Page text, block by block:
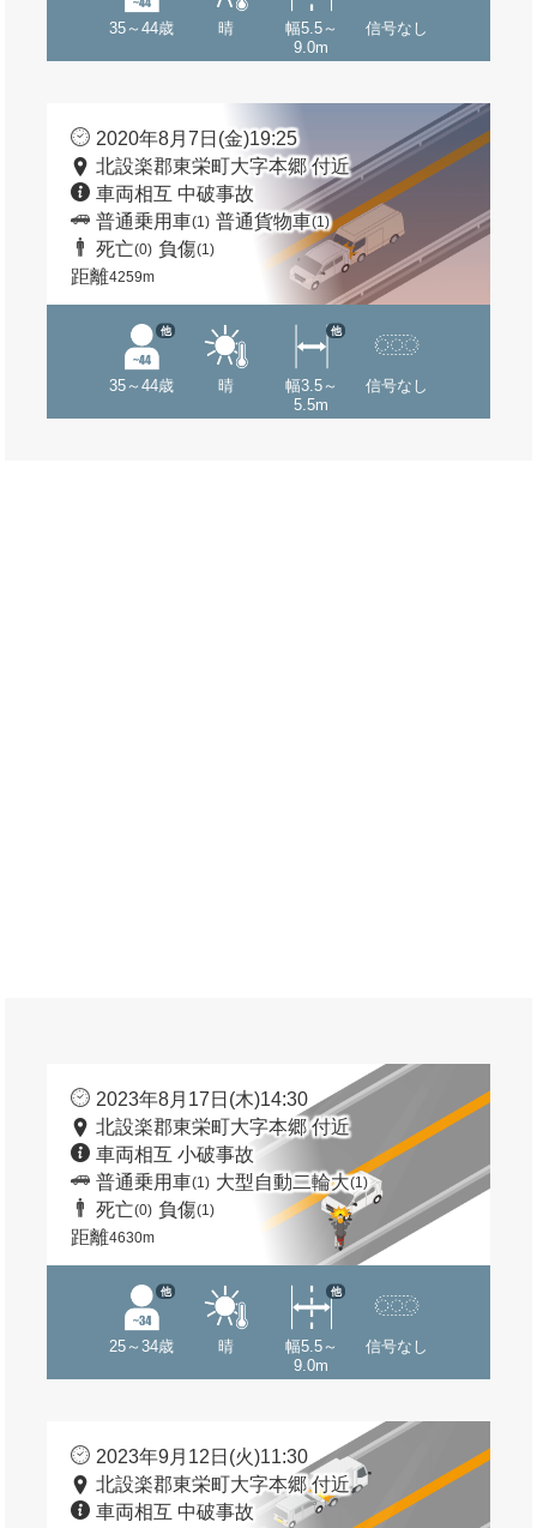
35～44歳 晴
幅5.5～
9.0m
信号なし
2020年8月7日(金)19:25
北設楽郡東栄町大字本郷 付近
車両相互 中破事故
普通乗用車(1) 普通貨物車(1)
死亡(0) 負傷(1)
距離4259m
35～44歳
他
晴
幅3.5～
5.5m
他
信号なし
2023年8月17日(木)14:30
北設楽郡東栄町大字本郷 付近
車両相互 小破事故
普通乗用車(1) 大型自動二輪大(1)
死亡(0) 負傷(1)
距離4630m
25～34歳
他
晴
幅5.5～
9.0m
他
信号なし
2023年9月12日(火)11:30
北設楽郡東栄町大字本郷 付近
車両相互 中破事故